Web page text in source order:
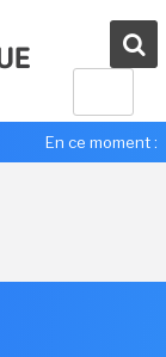
En ce moment :